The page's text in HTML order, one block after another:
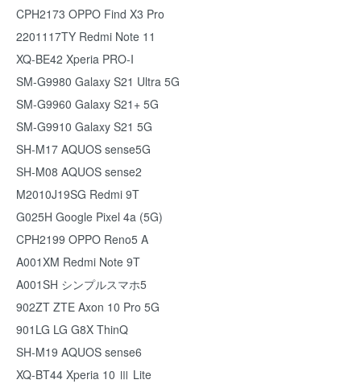
CPH2173 OPPO Find X3 Pro
2201117TY Redmi Note 11
XQ-BE42 Xperia PRO-I
SM-G9980 Galaxy S21 Ultra 5G
SM-G9960 Galaxy S21+ 5G
SM-G9910 Galaxy S21 5G
SH-M17 AQUOS sense5G
SH-M08 AQUOS sense2
M2010J19SG Redmi 9T
G025H Google Pixel 4a (5G)
CPH2199 OPPO Reno5 A
A001XM Redmi Note 9T
A001SH シンプルスマホ5
902ZT ZTE Axon 10 Pro 5G
901LG LG G8X ThinQ
SH-M19 AQUOS sense6
XQ-BT44 Xperia 10 Ⅲ Lite